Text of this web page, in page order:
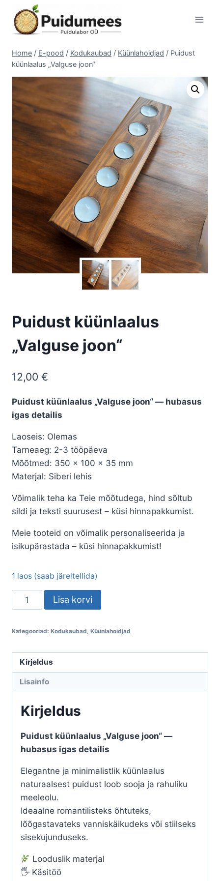
content
Home / E-pood / Kodukaubad / Küünlahoidjad / Puidust
küünlaalus „Valguse joon“
Puidust küünlaalus
„Valguse joon“
12,00 €
Puidust küünlaalus „Valguse joon“ — hubasus
igas detailis
Laoseis: Olemas
Tarneaeg: 2-3 tööpäeva
Mõõtmed: 350 × 100 × 35 mm
Materjal: Siberi lehis
Võimalik teha ka Teie mõõtudega, hind sõltub
sildi ja teksti suurusest – küsi hinnapakkumist.
Meie tooteid on võimalik personaliseerida ja
isikupärastada – küsi hinnapakkumist!
1 laos (saab järeltellida)
Puidust
küünlaalus
joon“
Lisa korvi
Kategooriad: Kodukaubad Küünlahoidjad
Kirjeldus
Lisainfo
Kirjeldus
Puidust küünlaalus „Valguse joon“ —
hubasus igas detailis
Elegantne ja minimalistlik küünlaalus
naturaalsest puidust loob sooja ja rahuliku
meeleolu.
Ideaalne romantilisteks õhtuteks,
lõõgastavateks vanniskäikudeks või stiilseks
sisekujunduseks.
Looduslik materjal
🖐️ Käsitöö